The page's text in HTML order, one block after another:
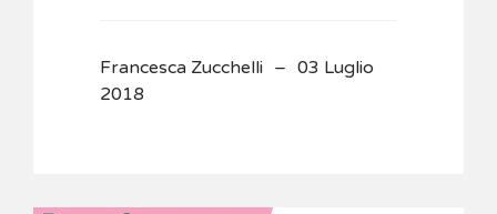
Francesca Zucchelli
03 Luglio
2018